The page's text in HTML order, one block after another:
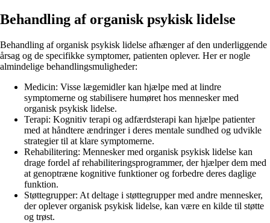
Behandling af organisk psykisk lidelse
Behandling af organisk psykisk lidelse afhænger af den underliggende
årsag og de specifikke symptomer, patienten oplever. Her er nogle
almindelige behandlingsmuligheder:
Medicin: Visse lægemidler kan hjælpe med at lindre
symptomerne og stabilisere humøret hos mennesker med
organisk psykisk lidelse.
Terapi: Kognitiv terapi og adfærdsterapi kan hjælpe patienter
med at håndtere ændringer i deres mentale sundhed og udvikle
strategier til at klare symptomerne.
Rehabilitering: Mennesker med organisk psykisk lidelse kan
drage fordel af rehabiliteringsprogrammer, der hjælper dem med
at genoptræne kognitive funktioner og forbedre deres daglige
funktion.
Støttegrupper: At deltage i støttegrupper med andre mennesker,
der oplever organisk psykisk lidelse, kan være en kilde til støtte
og trøst.